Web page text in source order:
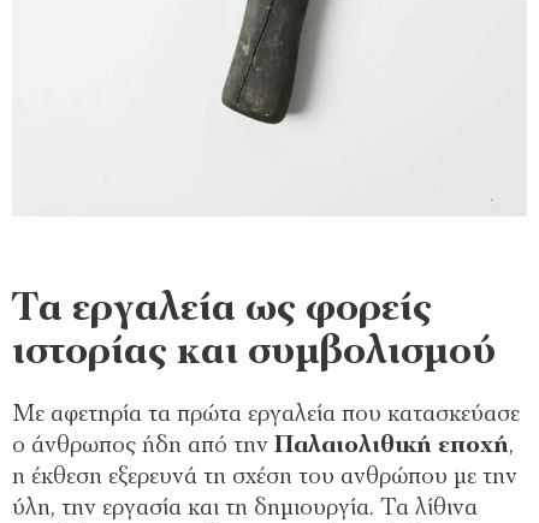
Τα εργαλεία ως φορείς
ιστορίας και συμβολισμού
Με αφετηρία τα πρώτα εργαλεία που κατασκεύασε
ο άνθρωπος ήδη από την Παλαιολιθική εποχή,
η έκθεση εξερευνά τη σχέση του ανθρώπου με την
ύλη, την εργασία και τη δημιουργία. Τα λίθινα